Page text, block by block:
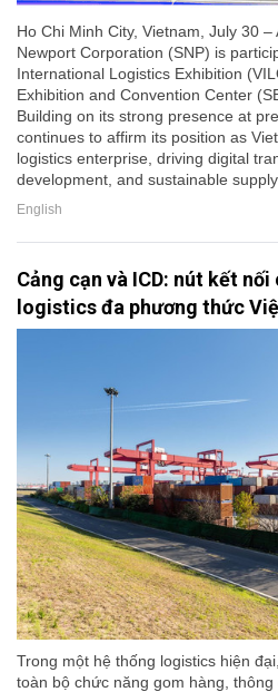
Ho Chi Minh City, Vietnam, July 30
Newport Corporation (SNP) is
International Logistics Exhibition
Exhibition and Convention Center
Building on its strong presence at
continues to affirm its position as
logistics enterprise, driving digital
development, and sustainable
English
Cảng cạn và ICD: nút kết
logistics đa phương thức
Trong một hệ thống logistics hiện
toàn bộ chức năng gom hàng,